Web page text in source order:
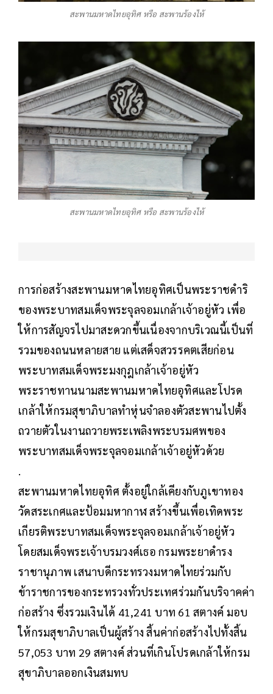
สะพานมหาดไทยอุทิศ หรือ สะพานร้องไห้
สะพานมหาดไทยอุทิศ หรือ สะพานร้องไห้
การก่อสร้างสะพานมหาดไทยอุทิศเป็นพระราชดำริ
ของพระบาทสมเด็จพระจุลจอมเกล้าเจ้าอยู่หัว เพื่อ
ให้การสัญจรไปมาสะดวกขึ้นเนื่องจากบริเวณนี้เป็นที่
รวมของถนนหลายสาย แต่เสด็จสวรรคตเสียก่อน
พระบาทสมเด็จพระมงกุฎเกล้าเจ้าอยู่หัว
พระราชทานนามสะพานมหาดไทยอุทิศและโปรด
เกล้าให้กรมสุขาภิบาลทำหุ่นจำลองตัวสะพานไปตั้ง
ถวายตัวในงานถวายพระเพลิงพระบรมศพของ
พระบาทสมเด็จพระจุลจอมเกล้าเจ้าอยู่หัวด้วย
.
สะพานมหาดไทยอุทิศ ตั้งอยู่ใกล้เคียงกับภูเขาทอง
วัดสระเกศและป้อมมหากาฬ สร้างขึ้นเพื่อเทิดพระ
เกียรติพระบาทสมเด็จพระจุลจอมเกล้าเจ้าอยู่หัว
โดยสมเด็จพระเจ้าบรมวงศ์เธอ กรมพระยาดำรง
ราชานุภาพ เสนาบดีกระทรวงมหาดไทยร่วมกับ
ข้าราชการของกระทรวงทั่วประเทศร่วมกันบริจาคค่า
ก่อสร้าง ซึ่งรวมเงินได้ 41,241 บาท 61 สตางค์ มอบ
ให้กรมสุขาภิบาลเป็นผู้สร้าง สิ้นค่าก่อสร้างไปทั้งสิ้น
57,053 บาท 29 สตางค์ ส่วนที่เกินโปรดเกล้าให้กรม
สุขาภิบาลออกเงินสมทบ